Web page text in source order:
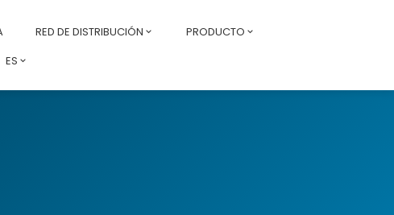
RED DE DISTRIBUCIÓN
PRODUCTO
ES